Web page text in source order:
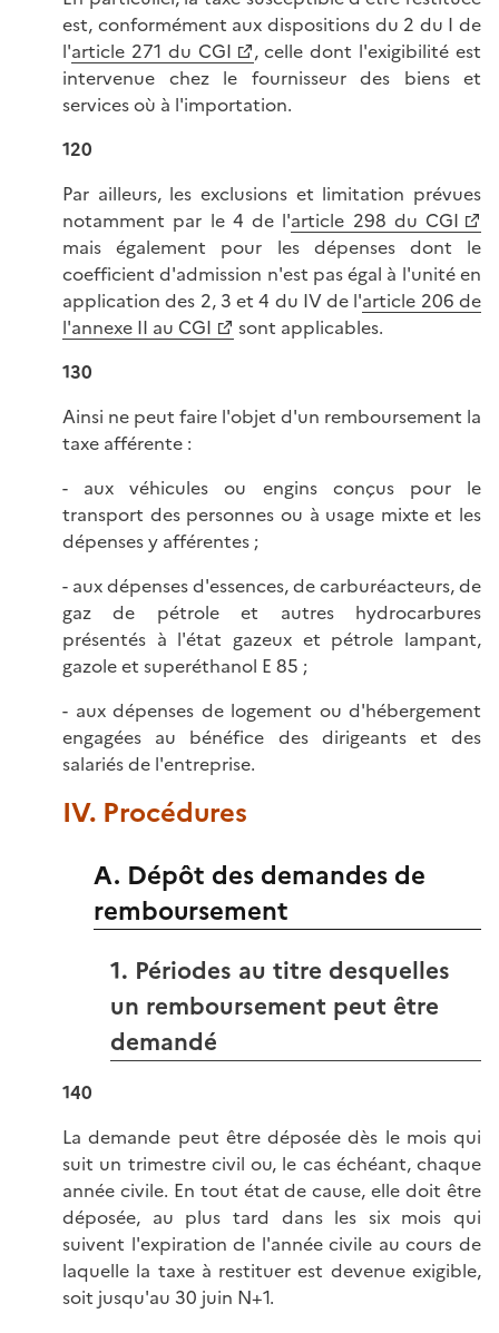
est, conformément aux dispositions du 2 du I de
l'article 271 du CGI
, celle dont l'exigibilité est
intervenue chez le fournisseur des biens et
services où à l'importation.
120
Par ailleurs, les exclusions et limitation prévues
notamment par le 4 de l'article 298 du CGI
mais également pour les dépenses dont le
coefficient d'admission n'est pas égal à l'unité en
application des 2, 3 et 4 du IV de l'article 206 de
l'annexe II au CGI
sont applicables.
130
Ainsi ne peut faire l'objet d'un remboursement la
taxe afférente :
- aux véhicules ou engins conçus pour le
transport des personnes ou à usage mixte et les
dépenses y afférentes ;
- aux dépenses d'essences, de carburéacteurs, de
gaz de pétrole et autres hydrocarbures
présentés à l'état gazeux et pétrole lampant,
gazole et superéthanol E 85 ;
- aux dépenses de logement ou d'hébergement
engagées au bénéfice des dirigeants et des
salariés de l'entreprise.
IV. Procédures
A. Dépôt des demandes de
remboursement
1. Périodes au titre desquelles
un remboursement peut être
demandé
140
La demande peut être déposée dès le mois qui
suit un trimestre civil ou, le cas échéant, chaque
année civile. En tout état de cause, elle doit être
déposée, au plus tard dans les six mois qui
suivent l'expiration de l'année civile au cours de
laquelle la taxe à restituer est devenue exigible,
soit jusqu'au 30 juin N+1.